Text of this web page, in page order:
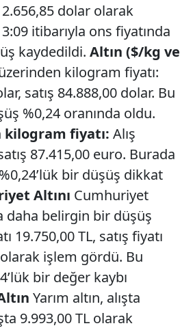
dolar olarak
itibarıyla ons fiyatında
kaydedildi. Altın ($/kg ve
kilogram fiyatı:
satış 84.888,00 dolar. Bu
%0,24 oranında oldu.
kilogram fiyatı: Alış
87.415,00 euro. Burada
bir düşüş dikkat
Altını Cumhuriyet
daha belirgin bir düşüş
19.750,00 TL, satış fiyatı
işlem gördü. Bu
bir değer kaybı
Yarım altın, alışta
9.993,00 TL olarak